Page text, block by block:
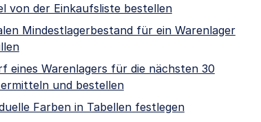
von der Einkaufsliste bestellen
Mindestlagerbestand für ein Warenlager
eines Warenlagers für die nächsten 30
ermitteln und bestellen
Farben in Tabellen festlegen